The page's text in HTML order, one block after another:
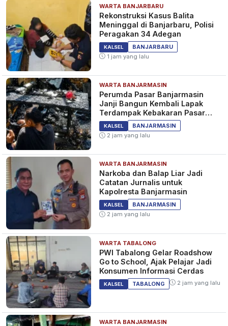
WARTA BANJARBARU
Rekonstruksi Kasus Balita
Meninggal di Banjarbaru, Polisi
Peragakan 34 Adegan
KALSEL
BANJARBARU
1 jam yang lalu
WARTA BANJARMASIN
Perumda Pasar Banjarmasin
Janji Bangun Kembali Lapak
Terdampak Kebakaran Pasar
Teluk Dalam
KALSEL
BANJARMASIN
2 jam yang lalu
WARTA BANJARMASIN
Narkoba dan Balap Liar Jadi
Catatan Jurnalis untuk
Kapolresta Banjarmasin
KALSEL
BANJARMASIN
2 jam yang lalu
WARTA TABALONG
PWI Tabalong Gelar Roadshow
Go to School, Ajak Pelajar Jadi
Konsumen Informasi Cerdas
KALSEL TABALONG 2 jam yang lalu
WARTA BANJARMASIN